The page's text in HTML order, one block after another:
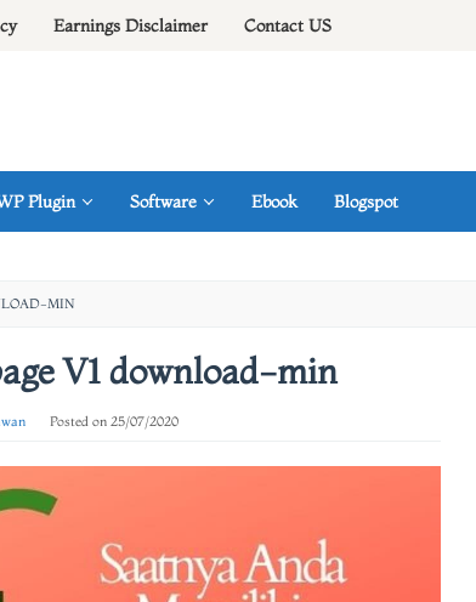
Earnings Disclaimer Contact US
Plugin Software Ebook Blogspot
MIN
V1 download-min
Posted on 25/07/2020